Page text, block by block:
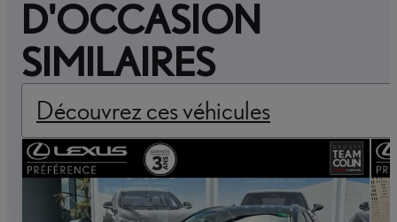
D'OCCASION
SIMILAIRES
Découvrez ces véhicules